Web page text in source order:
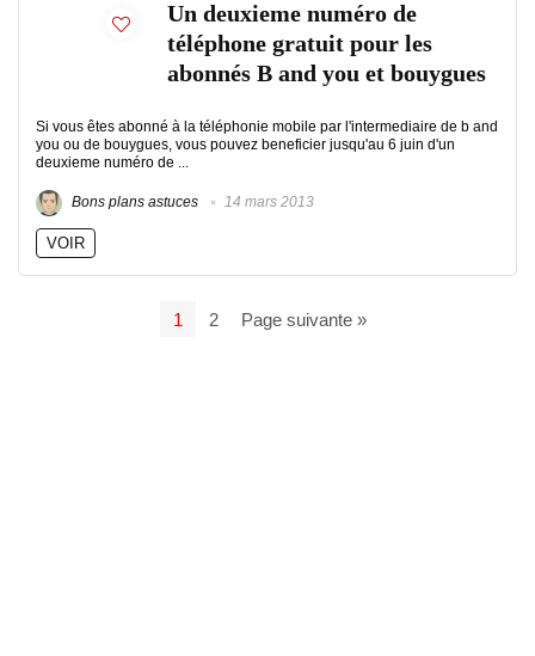
Un deuxieme numéro de
téléphone gratuit pour les
abonnés B and you et bouygues
Si vous êtes abonné à la téléphonie mobile par l'intermediaire de b and
you ou de bouygues, vous pouvez beneficier jusqu'au 6 juin d'un
deuxieme numéro de ...
Bons plans astuces 14 mars 2013
VOIR
1 2 Page suivante »